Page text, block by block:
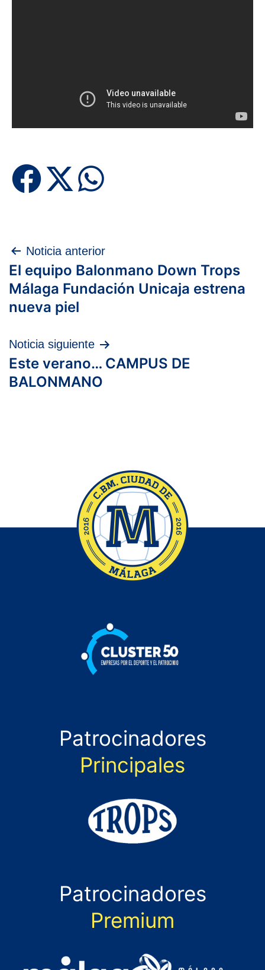
Navegación
de
entradas
Noticia anterior
El equipo Balonmano Down Trops
Málaga Fundación Unicaja estrena
nueva piel
Noticia siguiente
Este verano… CAMPUS DE
BALONMANO
Patrocinadores
Principales
Patrocinadores
Premium